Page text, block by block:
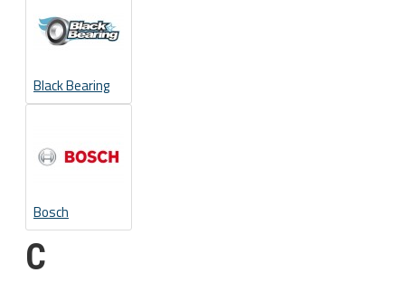
Black Bearing
Bosch
C